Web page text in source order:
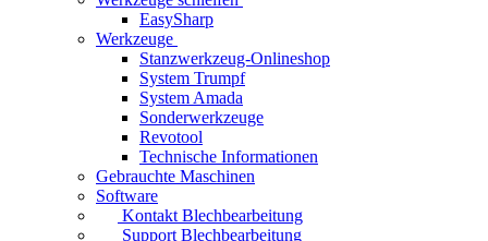
EasySharp
Werkzeuge
Stanzwerkzeug-Onlineshop
System Trumpf
System Amada
Sonderwerkzeuge
Revotool
Technische Informationen
Gebrauchte Maschinen
Software
Kontakt Blechbearbeitung
Support Blechbearbeitung